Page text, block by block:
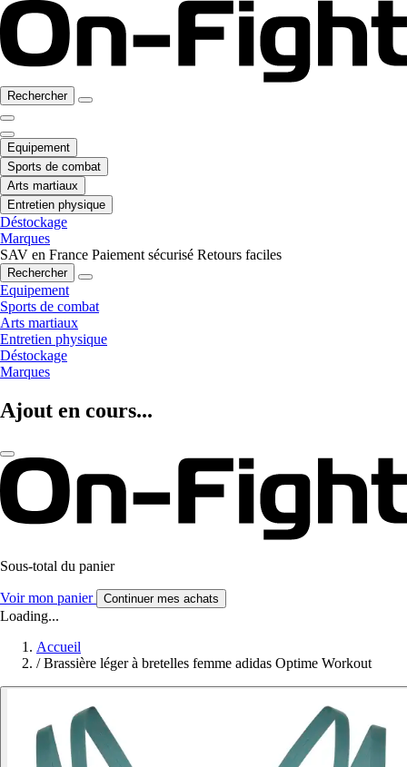
Rechercher
Equipement
Sports de combat
Arts martiaux
Entretien physique
Déstockage
Marques
SAV en France Paiement sécurisé Retours faciles
Rechercher
Equipement
Sports de combat
Arts martiaux
Entretien physique
Déstockage
Marques
Ajout en cours...
Sous-total du panier
Voir mon panier Continuer mes achats
Loading...
Accueil
/ Brassière léger à bretelles femme adidas Optime Workout